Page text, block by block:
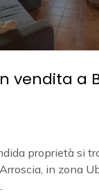
vendita a
proprietà si
in zona